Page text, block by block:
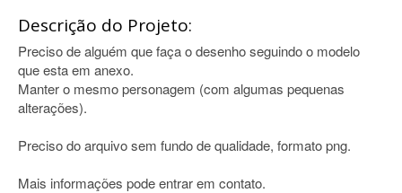
Descrição do Projeto:
Preciso de alguém que faça o desenho seguindo o modelo
que esta em anexo.
Manter o mesmo personagem (com algumas pequenas
alterações).
Preciso do arquivo sem fundo de qualidade, formato png.
Mais informações pode entrar em contato.